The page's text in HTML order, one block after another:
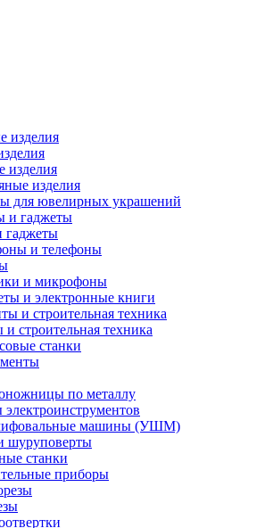
изделия
изделия
для ювелирных украшений
гаджеты
и телефоны
и микрофоны
и электронные книги
строительная техника
станки
по металлу
машины (УШМ)
шуруповерты
станки
приборы